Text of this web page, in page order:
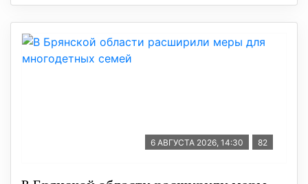
6 АВГУСТА 2026, 14:30 82